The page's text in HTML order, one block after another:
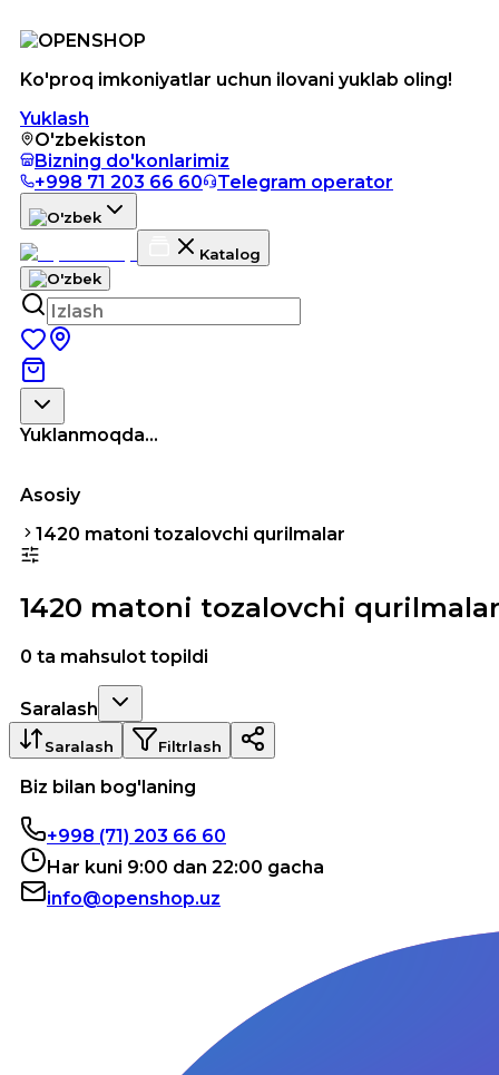
Ko'proq imkoniyatlar uchun ilovani yuklab oling!
Yuklash
O'zbekiston
Bizning do'konlarimiz
+998 71 203 66 60
Telegram operator
Katalog
Yuklanmoqda...
Asosiy
1420 matoni tozalovchi qurilmalar
1420 matoni tozalovchi qurilmalar
0 ta mahsulot topildi
Saralash
Saralash Filtrlash
Biz bilan bog'laning
+998 (71) 203 66 60
Har kuni 9:00 dan 22:00 gacha
info@openshop.uz